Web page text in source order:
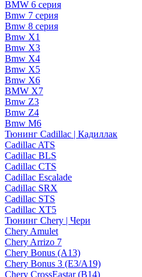
BMW 6 серия
Bmw 7 серия
Bmw 8 серия
Bmw X1
Bmw X3
Bmw X4
Bmw X5
Bmw X6
BMW X7
Bmw Z3
Bmw Z4
Bmw М6
Тюнинг Cadillac | Кадиллак
Cadillac ATS
Cadillac BLS
Cadillac CTS
Cadillac Escalade
Cadillac SRX
Cadillac STS
Cadillac XT5
Тюнинг Chery | Чери
Chery Amulet
Chery Arrizo 7
Chery Bonus (A13)
Chery Bonus 3 (E3/A19)
Chery CrossEastar (B14)